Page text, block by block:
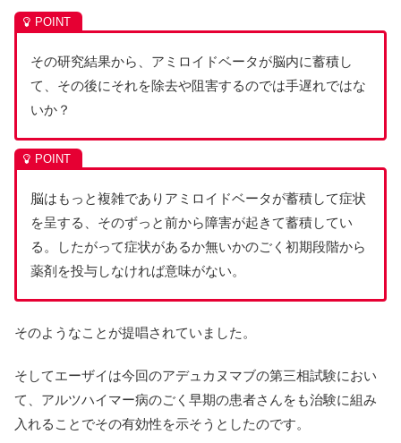
その研究結果から、アミロイドベータが脳内に蓄積し
て、その後にそれを除去や阻害するのでは手遅れではな
いか？
脳はもっと複雑でありアミロイドベータが蓄積して症状
を呈する、そのずっと前から障害が起きて蓄積してい
る。したがって症状があるか無いかのごく初期段階から
薬剤を投与しなければ意味がない。
そのようなことが提唱されていました。
そしてエーザイは今回のアデュカヌマブの第三相試験におい
て、アルツハイマー病のごく早期の患者さんをも治験に組み
入れることでその有効性を示そうとしたのです。